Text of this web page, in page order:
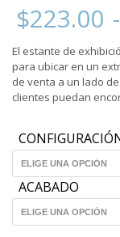
$223.00 -
El estante de
para ubicar en un
de venta a un lado
clientes puedan
ACABADO